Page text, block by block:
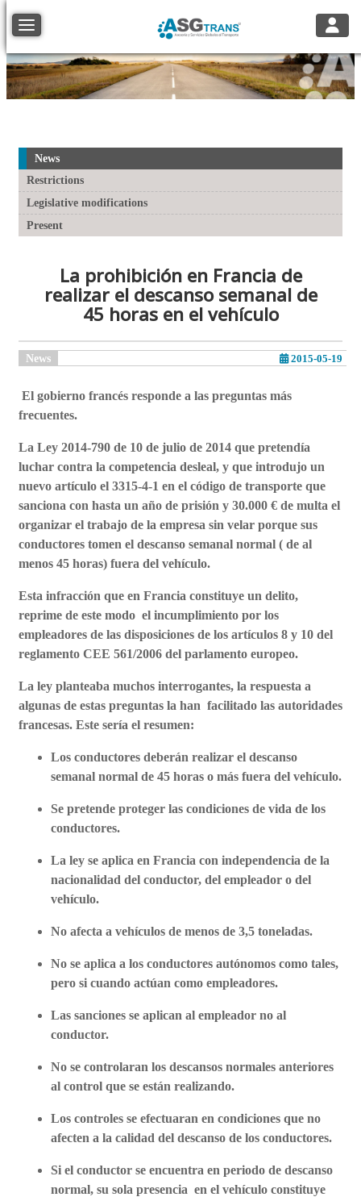
Toggle navigation
News
Restrictions
Legislative modifications
Present
La prohibición en Francia de
realizar el descanso semanal de
45 horas en el vehículo
News 2015-05-19
El gobierno francés responde a las preguntas más
frecuentes.
La Ley 2014-790 de 10 de julio de 2014 que pretendía
luchar contra la competencia desleal, y que introdujo un
nuevo artículo el 3315-4-1 en el código de transporte que
sanciona con hasta un año de prisión y 30.000 € de multa el
organizar el trabajo de la empresa sin velar porque sus
conductores tomen el descanso semanal normal ( de al
menos 45 horas) fuera del vehículo.
Esta infracción que en Francia constituye un delito,
reprime de este modo el incumplimiento por los
empleadores de las disposiciones de los artículos 8 y 10 del
reglamento CEE 561/2006 del parlamento europeo.
La ley planteaba muchos interrogantes, la respuesta a
algunas de estas preguntas la han facilitado las autoridades
francesas. Este sería el resumen:
Los conductores deberán realizar el descanso
semanal normal de 45 horas o más fuera del vehículo.
Se pretende proteger las condiciones de vida de los
conductores.
La ley se aplica en Francia con independencia de la
nacionalidad del conductor, del empleador o del
vehículo.
No afecta a vehículos de menos de 3,5 toneladas.
No se aplica a los conductores autónomos como tales,
pero si cuando actúan como empleadores.
Las sanciones se aplican al empleador no al
conductor.
No se controlaran los descansos normales anteriores
al control que se están realizando.
Los controles se efectuaran en condiciones que no
afecten a la calidad del descanso de los conductores.
Si el conductor se encuentra en periodo de descanso
normal, su sola presencia en el vehículo constituye